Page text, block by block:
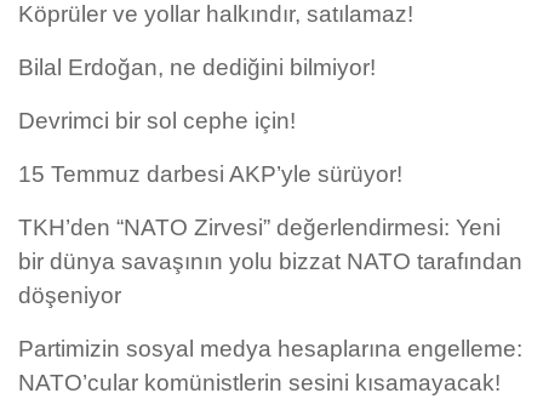
Köprüler ve yollar halkındır, satılamaz!
Bilal Erdoğan, ne dediğini bilmiyor!
Devrimci bir sol cephe için!
15 Temmuz darbesi AKP’yle sürüyor!
TKH’den “NATO Zirvesi” değerlendirmesi: Yeni
bir dünya savaşının yolu bizzat NATO tarafından
döşeniyor
Partimizin sosyal medya hesaplarına engelleme:
NATO’cular komünistlerin sesini kısamayacak!